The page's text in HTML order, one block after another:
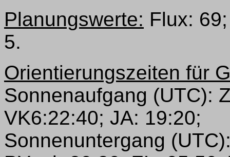
Planungswerte: Flux:
5.
Orientierungszeiten für
Sonnenaufgang (UTC):
VK6:22:40; JA: 19:20;
Sonnenuntergang